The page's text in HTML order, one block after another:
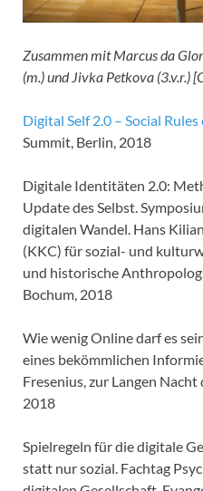
Zusammen mit Marcus da
(m.) und Jivka Petkova (3.v.r.)
Digital Self 2.0 – Social
Summit, Berlin, 2018
Digitale Identitäten 2.0:
Update des Selbst.
digitalen Wandel. Hans
(KKC) für sozial- und
und historische
Bochum, 2018
Wie wenig Online darf es
eines bekömmlichen
Fresenius, zur Langen
2018
Spielregeln für die digitale
statt nur sozial. Fachtag